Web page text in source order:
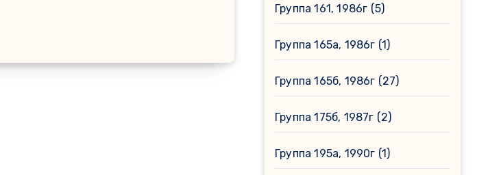
Группа 161, 1986г (5)
Группа 165а, 1986г (1)
Группа 165б, 1986г (27)
Группа 175б, 1987г (2)
Группа 195а, 1990г (1)